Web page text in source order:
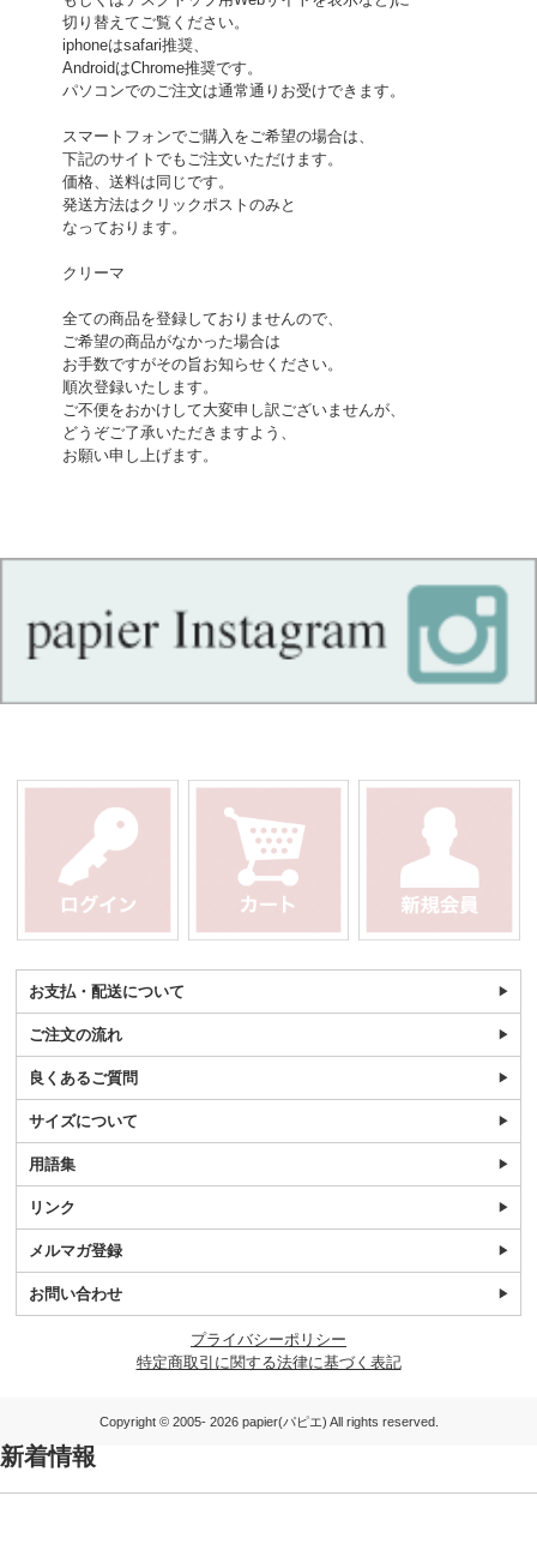
切り替えてご覧ください。
iphoneはsafari推奨、
AndroidはChrome推奨です。
パソコンでのご注文は通常通りお受けできます。
スマートフォンでご購入をご希望の場合は、
下記のサイトでもご注文いただけます。
価格、送料は同じです。
発送方法はクリックポストのみと
なっております。
クリーマ
全ての商品を登録しておりませんので、
ご希望の商品がなかった場合は
お手数ですがその旨お知らせください。
順次登録いたします。
ご不便をおかけして大変申し訳ございませんが、
どうぞご了承いただきますよう、
お願い申し上げます。
お支払・配送について
ご注文の流れ
良くあるご質問
サイズについて
用語集
リンク
メルマガ登録
お問い合わせ
プライバシーポリシー
特定商取引に関する法律に基づく表記
Copyright © 2005- 2026 papier(パピエ) All rights reserved.
新着情報